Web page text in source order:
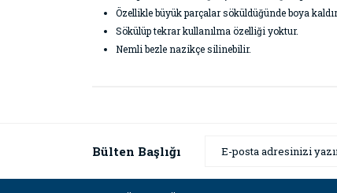
Özellikle büyük parçalar söküldüğünde boya
Sökülüp tekrar kullanılma özelliği yoktur.
Nemli bezle nazikçe silinebilir.
Ürün resmi kalitesiz, bozuk veya
Bülten Başlığı